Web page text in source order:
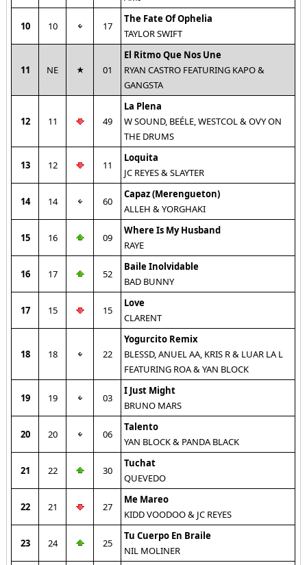
10 10 17
The Fate Of Ophelia
TAYLOR SWIFT
11 NE 01
El Ritmo Que Nos Une
RYAN CASTRO FEATURING KAPO &
GANGSTA
12 11 49
La Plena
W SOUND, BEÉLE, WESTCOL & OVY ON
THE DRUMS
13 12 11
Loquita
JC REYES & SLAYTER
14 14 60
Capaz (Merengueton)
ALLEH & YORGHAKI
15 16 09
Where Is My Husband
RAYE
16 17 52
Baile Inolvidable
BAD BUNNY
17 15 15
Love
CLARENT
18 18 22
Yogurcito Remix
BLESSD, ANUEL AA, KRIS R & LUAR LA L
FEATURING ROA & YAN BLOCK
19 19 03
I Just Might
BRUNO MARS
20 20 06
Talento
YAN BLOCK & PANDA BLACK
21 22 30
Tuchat
QUEVEDO
22 21 27
Me Mareo
KIDD VOODOO & JC REYES
23 24 25
Tu Cuerpo En Braile
NIL MOLINER